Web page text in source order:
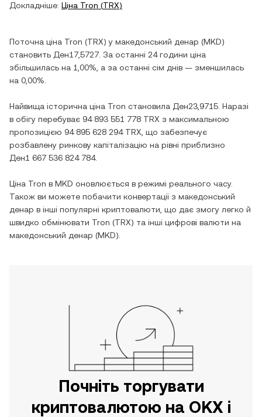
Докладніше: Ціна Tron (TRX)
Поточна ціна Tron (TRX) у македонський денар (MKD)
становить Ден17,5727 . За останні 24 години ціна
збільшилась на 1,00% , а за останні сім днів — зменшилась
на 0,00%
Найвища історична ціна Tron становила Ден23,9715 . Наразі
в обігу перебуває 94 893 551 778 TRX з максимальною
пропозицією 94 895 628 294 TRX , що забезпечує
розбавлену ринкову капіталізацію на рівні приблизно
Ден1 667 536 824 784.
Ціна Tron в MKD оновлюється в режимі реального часу.
Також ви можете побачити конвертації з македонський
денар в інші популярні криптовалюти, що дає змогу легко й
швидко обмінювати Tron (TRX) та інші цифрові валюти на
македонський денар (MKD).
Почніть торгувати
криптовалютою на OKX і